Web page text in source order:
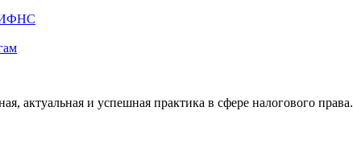
ИФНС
актуальная и успешная практика в сфере налогового права.